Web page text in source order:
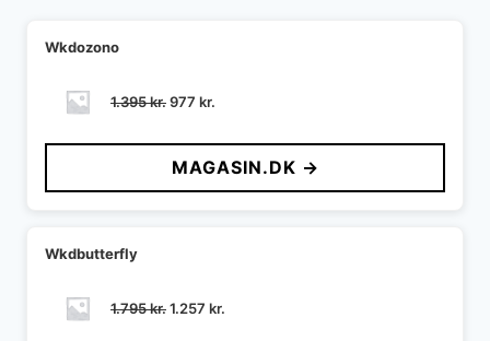
Wkdozono
1.395kr.Den
pris
var:
1.395 kr..
977 kr.
pris
er:
977 kr..
MAGASIN.DK →
Wkdbutterfly
1.795kr.Den
1.257 kr.